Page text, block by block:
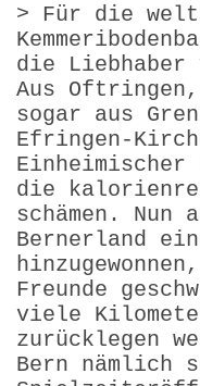
> Für die
die Liebhaber
Aus
sogar aus
Efringen-
die
schämen. Nun
Bernerland
Freunde
viele
zurücklegen
Bern nämlich